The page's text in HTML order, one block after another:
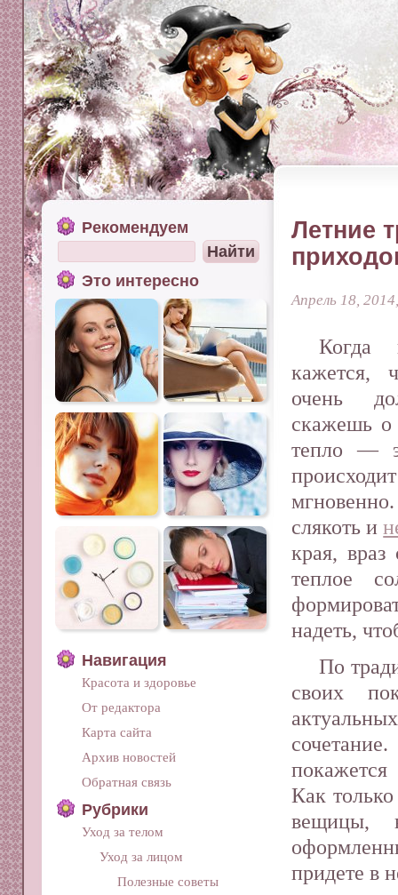
Летние
Апрель 18,
Когда
кажется,
очень
скажешь о
тепло ―
слякоть и
края,
теплое
надеть,
По
своих
Как
вещицы,
придете в
Рекомендуем
Это интересно
Навигация
Красота и здоровье
От редактора
Карта сайта
Архив новостей
Обратная связь
Рубрики
Уход за телом
Уход за лицом
Полезные советы